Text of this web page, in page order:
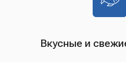
Вкусные и